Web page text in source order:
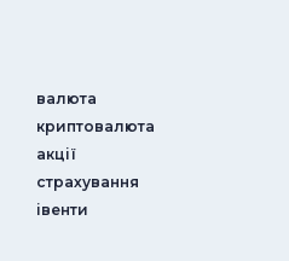
валюта
криптовалюта
акції
страхування
iвенти